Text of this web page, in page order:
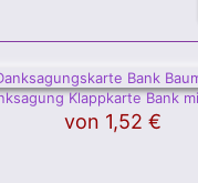
Klappkarte Bank
von 1,52 €